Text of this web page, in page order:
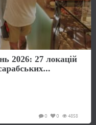
2026: 27 локацій
4858
0
0